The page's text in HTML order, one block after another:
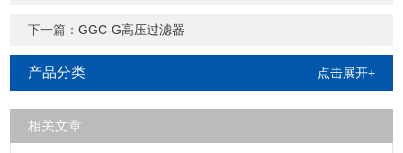
下一篇：GGC-G高压过滤器
产品分类 点击展开+
相关文章